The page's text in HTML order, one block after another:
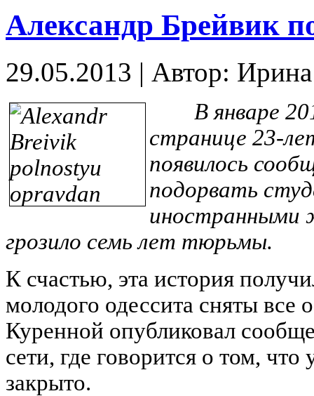
Александр Брейвик
29.05.2013 | Автор:
В январе
странице 23-
появилось
подорвать
иностранными
грозило семь лет тюрьмы.
К счастью, эта история
молодого одессита сняты
Куренной опубликовал
сети, где говорится о том,
закрыто.